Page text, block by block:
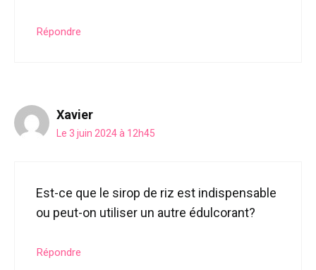
Répondre
Xavier
Le 3 juin 2024 à 12h45
Est-ce que le sirop de riz est indispensable
ou peut-on utiliser un autre édulcorant?
Répondre